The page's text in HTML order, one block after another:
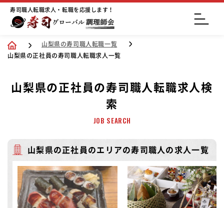
寿司職人転職求人・転職を応援します！
山梨県の寿司職人転職一覧
山梨県の正社員の寿司職人転職求人一覧
山梨県の正社員の寿司職人転職求人検
索
JOB SEARCH
山梨県の正社員のエリアの寿司職人の求人一覧